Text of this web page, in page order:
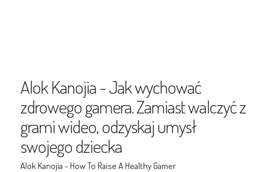
Alok Kanojia - Jak wychować
zdrowego gamera. Zamiast walczyć z
grami wideo, odzyskaj umysł
swojego dziecka
Alok Kanojia - How To Raise A Healthy Gamer